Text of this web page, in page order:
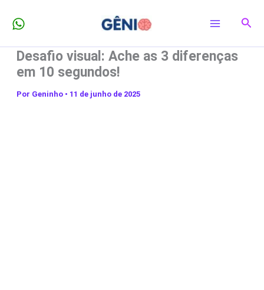
para
conteúdo
Desafio visual: Ache as 3 diferenças
em 10 segundos!
Por Geninho • 11 de junho de 2025